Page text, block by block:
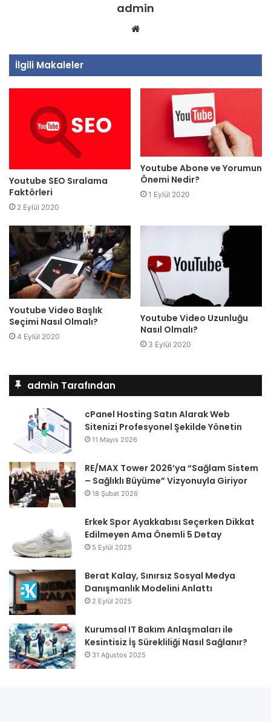
admin
Web
İlgili Makaleler
Youtube SEO Sıralama
Faktörleri
2 Eylül 2020
Youtube Abone ve Yorumun
Önemi Nedir?
1 Eylül 2020
Youtube Video Başlık
Seçimi Nasıl Olmalı?
4 Eylül 2020
Youtube Video Uzunluğu
Nasıl Olmalı?
3 Eylül 2020
admin Tarafından
cPanel Hosting Satın Alarak Web
Sitenizi Profesyonel Şekilde Yönetin
11 Mayıs 2026
RE/MAX Tower 2026’ya “Sağlam Sistem
– Sağlıklı Büyüme” Vizyonuyla Giriyor
18 Şubat 2026
Erkek Spor Ayakkabısı Seçerken Dikkat
Edilmeyen Ama Önemli 5 Detay
5 Eylül 2025
Berat Kalay, Sınırsız Sosyal Medya
Danışmanlık Modelini Anlattı
2 Eylül 2025
Kurumsal IT Bakım Anlaşmaları ile
Kesintisiz İş Sürekliliği Nasıl Sağlanır?
31 Ağustos 2025